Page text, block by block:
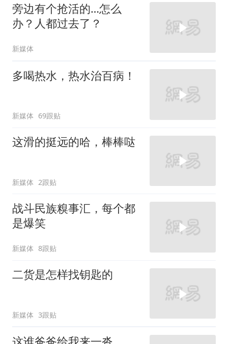
旁边有个抢活的…怎么
办？人都过去了？
新媒体
多喝热水，热水治百病！
新媒体 69跟贴
这滑的挺远的哈，棒棒哒
新媒体 2跟贴
战斗民族糗事汇，每个都
是爆笑
新媒体 8跟贴
二货是怎样找钥匙的
新媒体 3跟贴